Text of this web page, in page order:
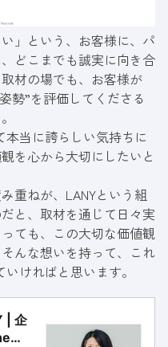
」という、お客様に、パ
どこまでも誠実に向き合
材の場でも、お客様が
勢”を評価してくださる
本当に誇らしい気持ちに
を心から大切にしたいと
重ねが、LANYという組
と、取材を通じて日々実
ても、この大切な価値観
んな想いを持って、これ
ければと思います。
| 企